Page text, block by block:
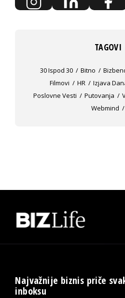
TAGOVI
30 Ispod 30 Bitno
Filmovi
HR Izjava
Poslovne Vesti
Putovanja
Webmind
Najvažnije biznis priče
inboksu